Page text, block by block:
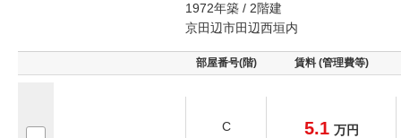
1972年築 / 2階建
京田辺市田辺西垣内
部屋番号(階) 賃料 (管理費等)
C
5.1 万円